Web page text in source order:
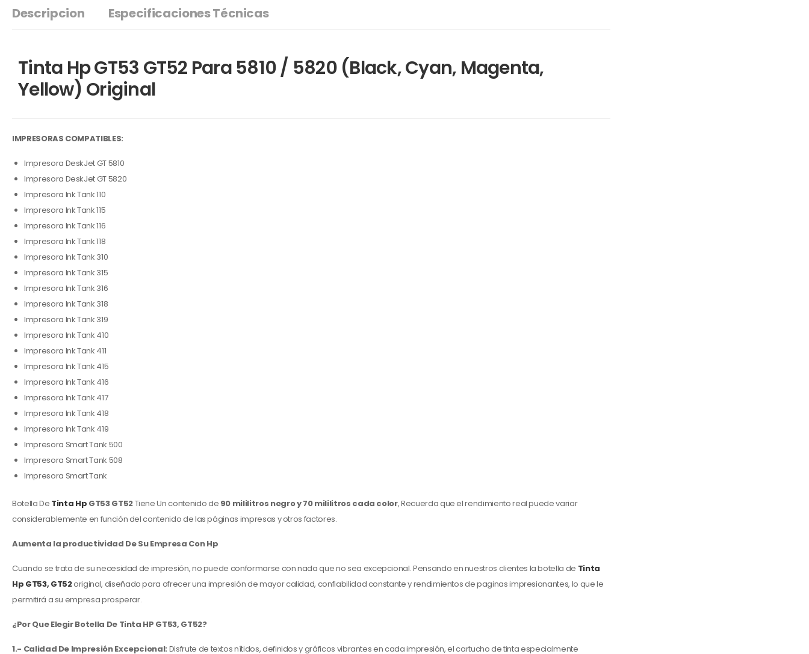
Descripcion Especificaciones Técnicas
Tinta Hp GT53 GT52 Para 5810 / 5820 (Black, Cyan, Magenta,
Yellow) Original
IMPRESORAS COMPATIBLES:
Impresora DeskJet GT 5810
Impresora DeskJet GT 5820
Impresora Ink Tank 110
Impresora Ink Tank 115
Impresora Ink Tank 116
Impresora Ink Tank 118
Impresora Ink Tank 310
Impresora Ink Tank 315
Impresora Ink Tank 316
Impresora Ink Tank 318
Impresora Ink Tank 319
Impresora Ink Tank 410
Impresora Ink Tank 411
Impresora Ink Tank 415
Impresora Ink Tank 416
Impresora Ink Tank 417
Impresora Ink Tank 418
Impresora Ink Tank 419
Impresora Smart Tank 500
Impresora Smart Tank 508
Impresora Smart Tank
Botella De Tinta Hp GT53 GT52Tiene Un contenido de 90 mililitros negro y 70 mililitros cada color, Recuerda que el rendimiento real puede variar
considerablemente en función del contenido de las páginas impresas y otros factores.
Aumenta la productividad De Su Empresa Con Hp
Cuando se trata de su necesidad de impresión, no puede conformarse con nada que no sea excepcional. Pensando en nuestros clientes la botella de Tinta
Hp GT53, GT52original, diseñado para ofrecer una impresión de mayor calidad, confiabilidad constante y rendimientos de paginas impresionantes, lo que le
permitirá a su empresa prosperar.
¿Por Que Elegir Botella De Tinta HP GT53, GT52?
1.- Calidad De Impresión Excepcional: Disfrute de textos nítidos, definidos y gráficos vibrantes en cada impresión, el cartucho de tinta especialmente